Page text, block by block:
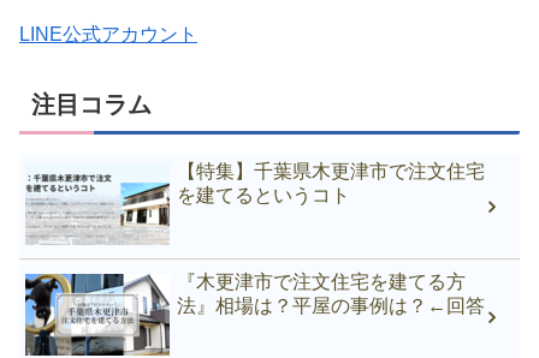
LINE公式アカウント
注目コラム
【特集】千葉県木更津市で注文住宅
を建てるというコト
『木更津市で注文住宅を建てる方
法』相場は？平屋の事例は？←回答